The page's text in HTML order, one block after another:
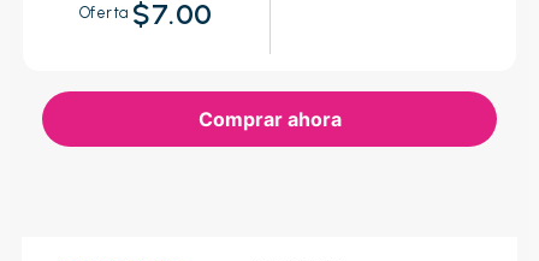
Oferta $7.00
Comprar ahora